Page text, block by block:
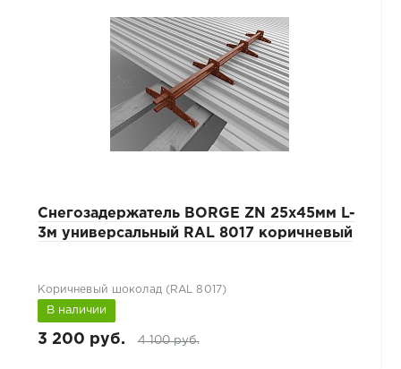
Снегозадержатель BORGE ZN 25х45мм L-
3м универсальный RAL 8017 коричневый
Коричневый шоколад (RAL 8017)
В наличии
3 200 руб. 4 100 руб.